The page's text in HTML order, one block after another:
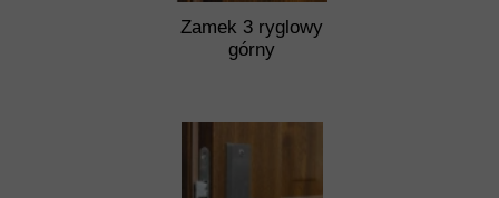
Zamek 3 ryglowy
górny